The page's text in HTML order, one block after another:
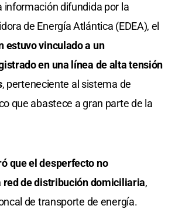
información difundida por la
de Energía Atlántica (EDEA), el
estuvo vinculado a un
en una línea de alta tensión
, perteneciente al sistema de
que abastece a gran parte de la
que el desperfecto no
red de distribución domiciliaria,
de transporte de energía.